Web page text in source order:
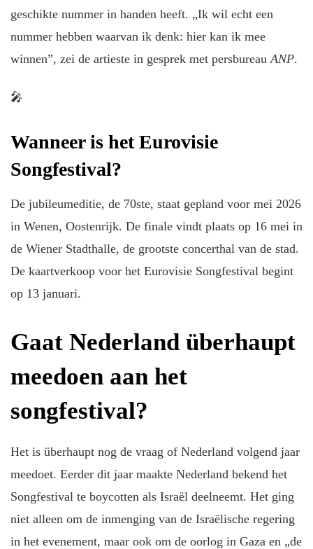
geschikte nummer in handen heeft. „Ik wil echt een
nummer hebben waarvan ik denk: hier kan ik mee
winnen”, zei de artieste in gesprek met persbureauANP.
🎤
Wanneer is het Eurovisie
Songfestival?
De jubileumeditie, de 70ste, staat gepland voor mei 2026
in Wenen, Oostenrijk. De finale vindt plaats op 16 mei in
de Wiener Stadthalle, de grootste concerthal van de stad.
De kaartverkoop voor het Eurovisie Songfestival begint
op 13 januari.
Gaat Nederland überhaupt
meedoen aan het
songfestival?
Het is überhaupt nog de vraag of Nederland volgend jaar
meedoet. Eerder dit jaar maakte Nederland bekend het
Songfestival te boycotten als Israël deelneemt. Het ging
niet alleen om de inmenging van de Israëlische regering
in het evenement, maar ook om de oorlog in Gaza en „de